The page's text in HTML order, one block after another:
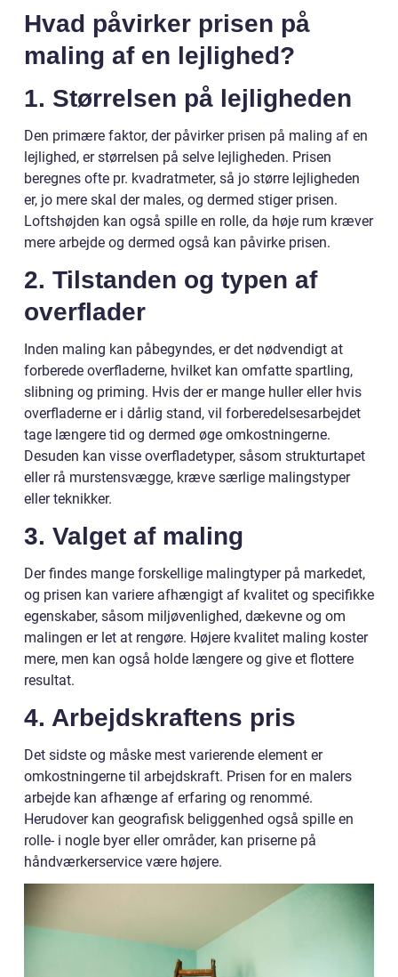
Hvad påvirker prisen på
maling af en lejlighed?
1. Størrelsen på lejligheden
Den primære faktor, der påvirker prisen på maling af en
lejlighed, er størrelsen på selve lejligheden. Prisen
beregnes ofte pr. kvadratmeter, så jo større lejligheden
er, jo mere skal der males, og dermed stiger prisen.
Loftshøjden kan også spille en rolle, da høje rum kræver
mere arbejde og dermed også kan påvirke prisen.
2. Tilstanden og typen af
overflader
Inden maling kan påbegyndes, er det nødvendigt at
forberede overfladerne, hvilket kan omfatte spartling,
slibning og priming. Hvis der er mange huller eller hvis
overfladerne er i dårlig stand, vil forberedelsesarbejdet
tage længere tid og dermed øge omkostningerne.
Desuden kan visse overfladetyper, såsom strukturtapet
eller rå murstensvægge, kræve særlige malingstyper
eller teknikker.
3. Valget af maling
Der findes mange forskellige malingtyper på markedet,
og prisen kan variere afhængigt af kvalitet og specifikke
egenskaber, såsom miljøvenlighed, dækevne og om
malingen er let at rengøre. Højere kvalitet maling koster
mere, men kan også holde længere og give et flottere
resultat.
4. Arbejdskraftens pris
Det sidste og måske mest varierende element er
omkostningerne til arbejdskraft. Prisen for en malers
arbejde kan afhænge af erfaring og renommé.
Herudover kan geografisk beliggenhed også spille en
rolle- i nogle byer eller områder, kan priserne på
håndværkerservice være højere.